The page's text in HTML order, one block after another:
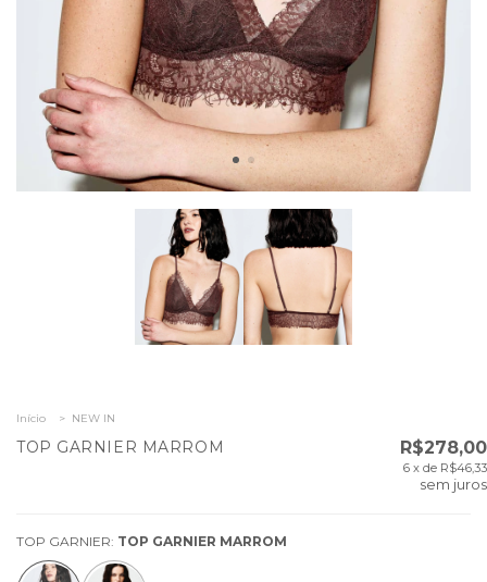
Início > NEW IN
TOP GARNIER MARROM R$278,00
6 x de R$46,33
sem juros
TOP GARNIER: TOP GARNIER MARROM